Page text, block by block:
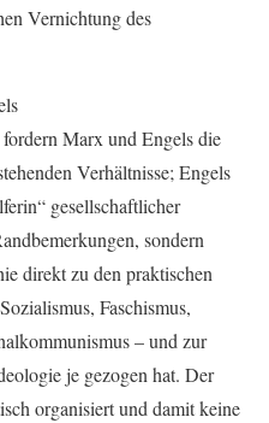
Vernichtung des
Marx und Engels die
Verhältnisse; Engels
gesellschaftlicher
sondern
direkt zu den praktischen
Faschismus,
– und zur
je gezogen hat. Der
organisiert und damit keine